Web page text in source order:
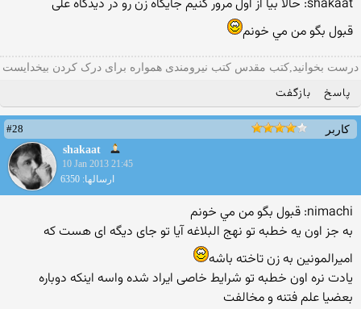
shakaat: حالا بیا از اول مرور کنیم جایگاه زن رو در دیدگاه علی
قبول بگو من مي خونم
درست بخوانید,کتب مقدس کتب نیرومندی همواره برای درک کردن بیخدایست
پاسخ بازگفت
کاربر
#28
shakaat
10 Jan 2013 21:45
ارسالها: 6350
nimachi: قبول بگو من مي خونم
به جز اون یه خطبه تو نهج البلاغه آیا تو جای دیگه ای هست که
امیرالمونین به زن تاخته باشه
یادت نره اون خطبه تو شرایط خاصی ایراد شده واسه اینکه دوباره
بعضیا علم فتنه و مخالفت